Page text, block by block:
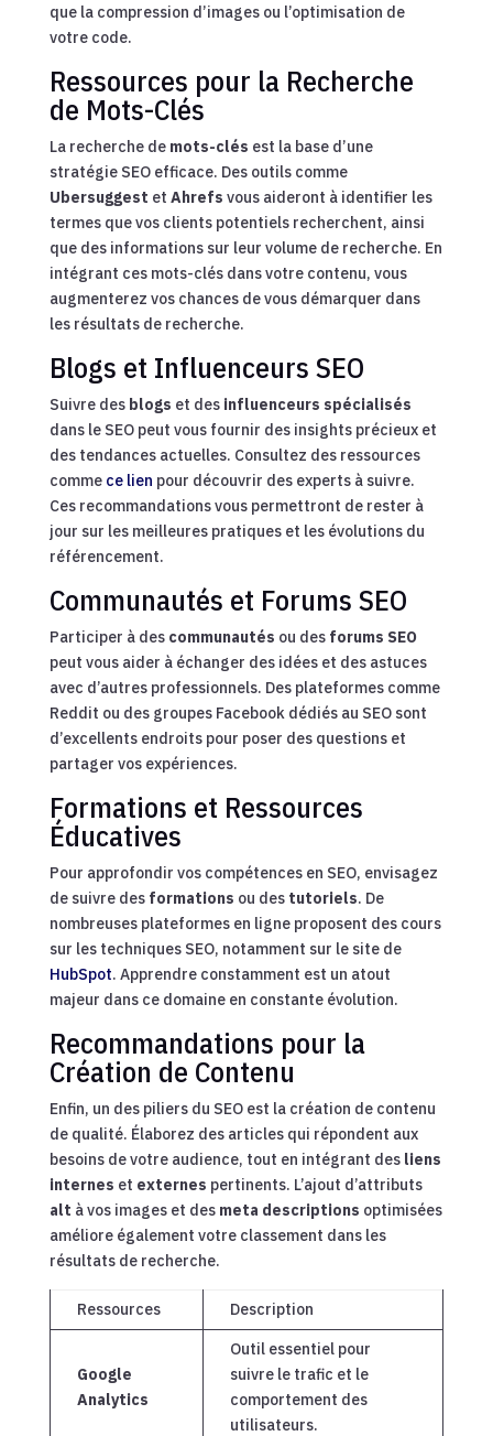
que la compression d’images ou l’optimisation de
votre code.
Ressources pour la Recherche
de Mots-Clés
La recherche de mots-clés est la base d’une
stratégie SEO efficace. Des outils comme
Ubersuggest et Ahrefs vous aideront à identifier les
termes que vos clients potentiels recherchent, ainsi
que des informations sur leur volume de recherche. En
intégrant ces mots-clés dans votre contenu, vous
augmenterez vos chances de vous démarquer dans
les résultats de recherche.
Blogs et Influenceurs SEO
Suivre des blogs et des influenceurs spécialisés
dans le SEO peut vous fournir des insights précieux et
des tendances actuelles. Consultez des ressources
comme ce lien pour découvrir des experts à suivre.
Ces recommandations vous permettront de rester à
jour sur les meilleures pratiques et les évolutions du
référencement.
Communautés et Forums SEO
Participer à des communautés ou des forums SEO
peut vous aider à échanger des idées et des astuces
avec d’autres professionnels. Des plateformes comme
Reddit ou des groupes Facebook dédiés au SEO sont
d’excellents endroits pour poser des questions et
partager vos expériences.
Formations et Ressources
Éducatives
Pour approfondir vos compétences en SEO, envisagez
de suivre des formations ou des tutoriels. De
nombreuses plateformes en ligne proposent des cours
sur les techniques SEO, notamment sur le site de
HubSpot. Apprendre constamment est un atout
majeur dans ce domaine en constante évolution.
Recommandations pour la
Création de Contenu
Enfin, un des piliers du SEO est la création de contenu
de qualité. Élaborez des articles qui répondent aux
besoins de votre audience, tout en intégrant des liens
internes et externes pertinents. L’ajout d’attributs
alt à vos images et des meta descriptions optimisées
améliore également votre classement dans les
résultats de recherche.
Ressources Description
Google
Analytics
Outil essentiel pour
suivre le trafic et le
comportement des
utilisateurs.